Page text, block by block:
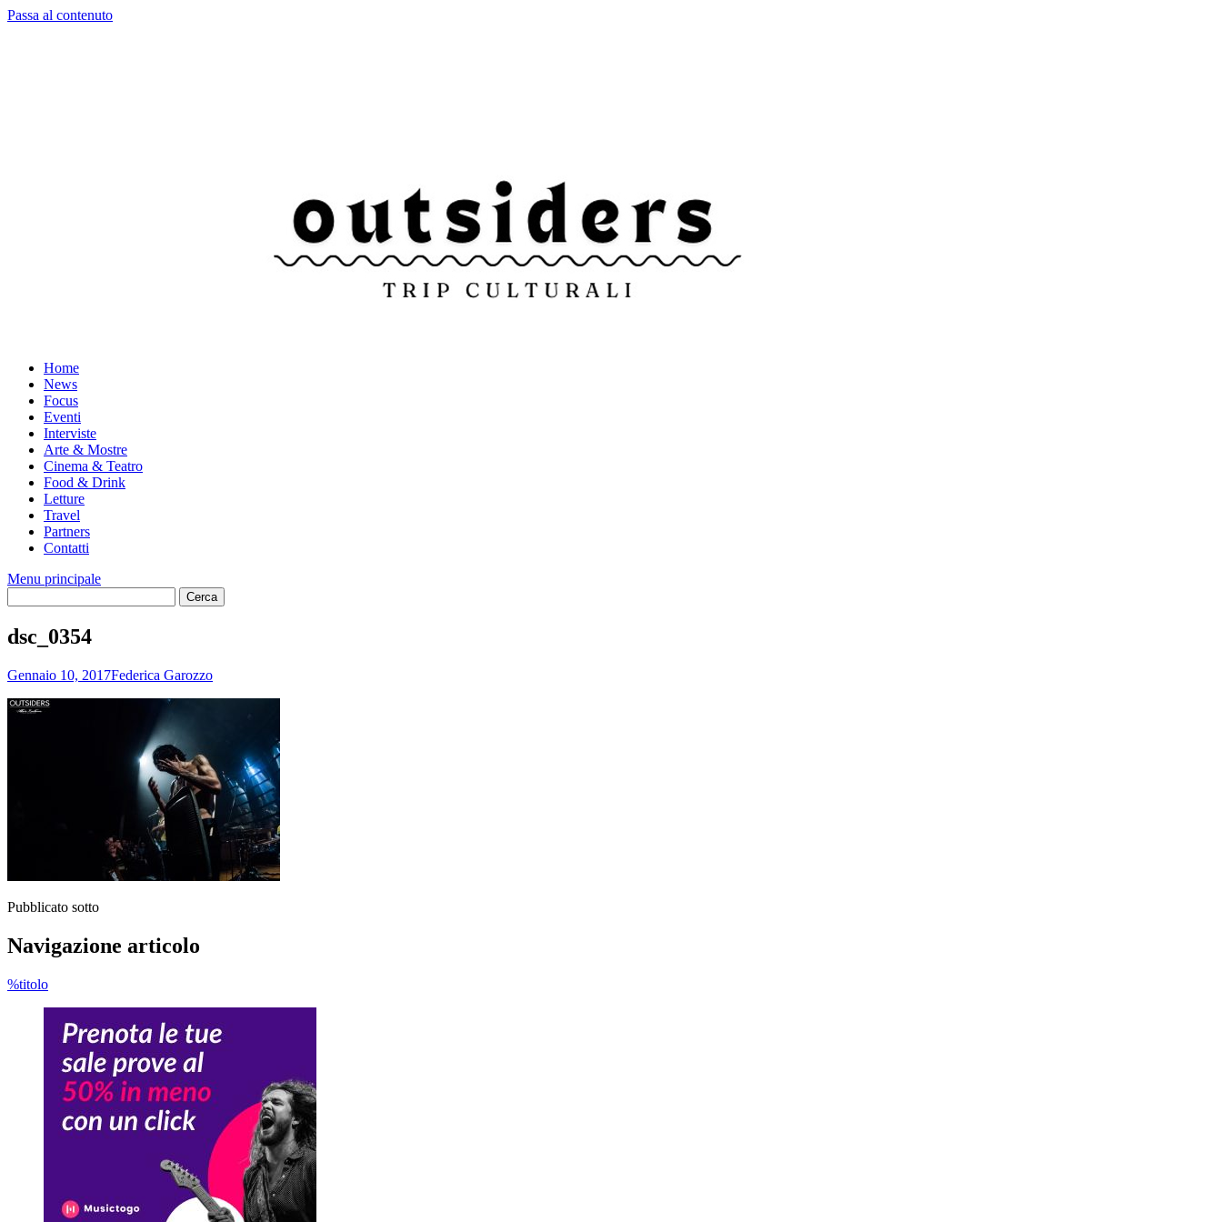
Passa al contenuto
Home
News
Focus
Eventi
Interviste
Arte & Mostre
Cinema & Teatro
Food & Drink
Letture
Travel
Partners
Contatti
Menu principale
dsc_0354
Gennaio 10, 2017Federica Garozzo
Pubblicato sotto
Navigazione articolo
%titolo